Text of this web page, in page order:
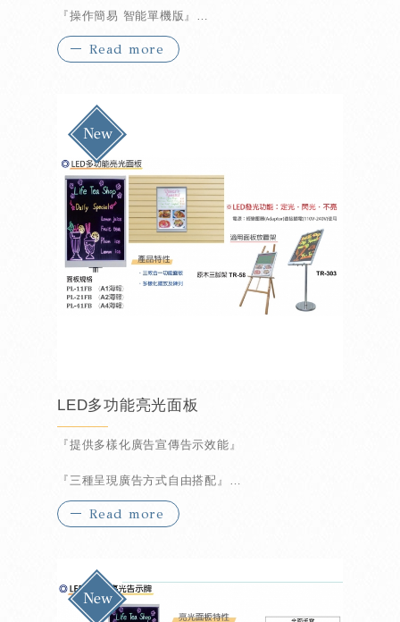
『操作簡易 智能單機版』
『全功能遙控器
Read more
LED多功能亮光面板
『提供多樣化廣告宣傳告示效能』
『三種呈現廣告方式自由搭配』
Read more